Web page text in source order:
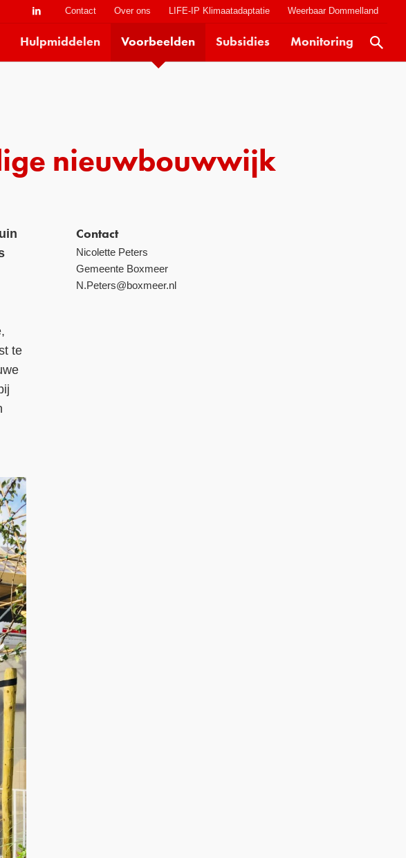
Contact Over ons LIFE-IP Klimaatadaptatie Weerbaar Dommelland
Hulpmiddelen Voorbeelden Subsidies Monitoring
nieuwbouwwijk
te
Contact
Nicolette Peters
Gemeente Boxmeer
N.Peters@boxmeer.nl
Hulpmiddelen